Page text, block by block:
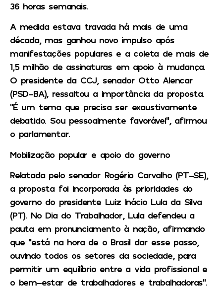
36 horas semanais.
A medida estava travada há mais de uma
década, mas ganhou novo impulso após
manifestações populares e a coleta de mais de
1,5 milhão de assinaturas em apoio à mudança.
O presidente da CCJ, senador Otto Alencar
(PSD-BA), ressaltou a importância da proposta.
“É um tema que precisa ser exaustivamente
debatido. Sou pessoalmente favorável”, afirmou
o parlamentar.
Mobilização popular e apoio do governo
Relatada pelo senador Rogério Carvalho (PT-SE),
a proposta foi incorporada às prioridades do
governo do presidente Luiz Inácio Lula da Silva
(PT). No Dia do Trabalhador, Lula defendeu a
pauta em pronunciamento à nação, afirmando
que “está na hora de o Brasil dar esse passo,
ouvindo todos os setores da sociedade, para
permitir um equilíbrio entre a vida profissional e
o bem-estar de trabalhadores e trabalhadoras”.